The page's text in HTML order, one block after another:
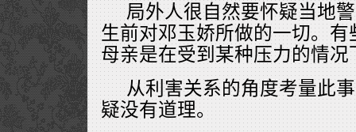
局外人很自然要怀疑当地
生前对邓玉娇所做的一切。
母亲是在受到某种压力的情况
从利害关系的角度考量此
疑没有道理。